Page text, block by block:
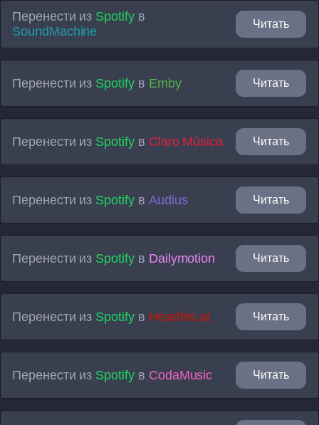
Перенести из Spotifyв
SoundMachine
Читать
Перенести из Spotifyв Emby Читать
Перенести из Spotifyв Claro Música Читать
Перенести из Spotifyв Audius Читать
Перенести из Spotifyв Dailymotion Читать
Перенести из Spotifyв Hearthis.at Читать
Перенести из Spotifyв CodaMusic Читать